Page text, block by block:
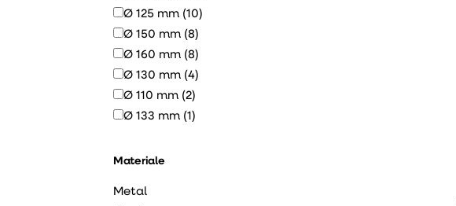
Ø 125 mm (10)
Ø 150 mm (8)
Ø 160 mm (8)
Ø 130 mm (4)
Ø 110 mm (2)
Ø 133 mm (1)
Materiale
Metal